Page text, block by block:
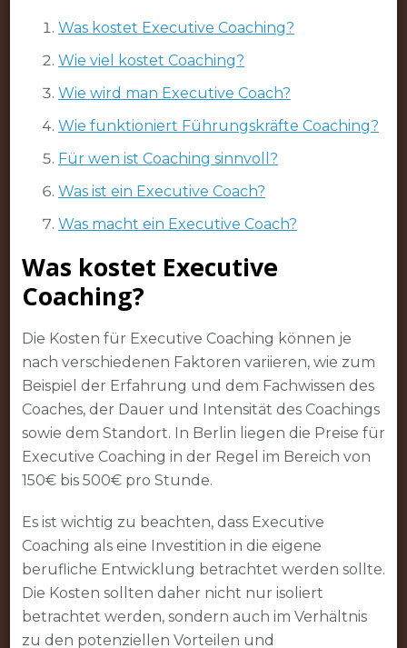
Was kostet Executive Coaching?
Wie viel kostet Coaching?
Wie wird man Executive Coach?
Wie funktioniert Führungskräfte Coaching?
Für wen ist Coaching sinnvoll?
Was ist ein Executive Coach?
Was macht ein Executive Coach?
Was kostet Executive
Coaching?
Die Kosten für Executive Coaching können je
nach verschiedenen Faktoren variieren, wie zum
Beispiel der Erfahrung und dem Fachwissen des
Coaches, der Dauer und Intensität des Coachings
sowie dem Standort. In Berlin liegen die Preise für
Executive Coaching in der Regel im Bereich von
150€ bis 500€ pro Stunde.
Es ist wichtig zu beachten, dass Executive
Coaching als eine Investition in die eigene
berufliche Entwicklung betrachtet werden sollte.
Die Kosten sollten daher nicht nur isoliert
betrachtet werden, sondern auch im Verhältnis
zu den potenziellen Vorteilen und